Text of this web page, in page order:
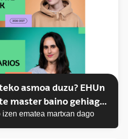
asmoa duzu? EHUn
master baino gehiago
aukeran
ematea martxan dago